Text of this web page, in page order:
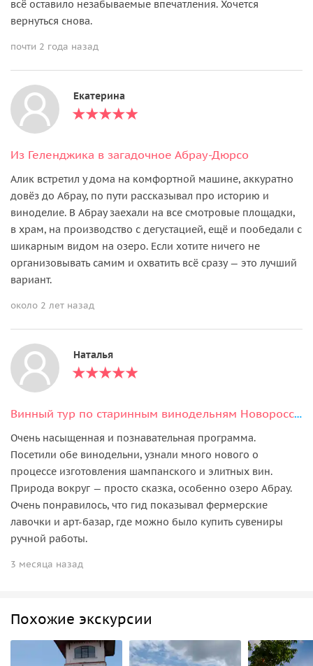
всё оставило незабываемые впечатления. Хочется
вернуться снова.
почти 2 года назад
Екатерина
Из Геленджика в загадочное Абрау-Дюрсо
Алик встретил у дома на комфортной машине, аккуратно
довёз до Абрау, по пути рассказывал про историю и
виноделие. В Абрау заехали на все смотровые площадки,
в храм, на производство с дегустацией, ещё и пообедали с
шикарным видом на озеро. Если хотите ничего не
организовывать самим и охватить всё сразу — это лучший
вариант.
около 2 лет назад
Наталья
Винный тур по старинным винодельням Новороссийска: Абрау-Дюрсо и Мысхако
Очень насыщенная и познавательная программа.
Посетили обе винодельни, узнали много нового о
процессе изготовления шампанского и элитных вин.
Природа вокруг — просто сказка, особенно озеро Абрау.
Очень понравилось, что гид показывал фермерские
лавочки и арт-базар, где можно было купить сувениры
ручной работы.
3 месяца назад
Похожие экскурсии